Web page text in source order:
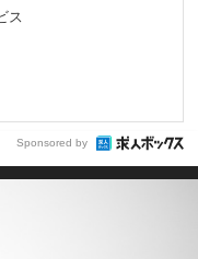
ス
Sponsored by